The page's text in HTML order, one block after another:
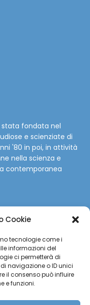
Cookie
tecnologie come i
informazioni del
ci permetterà di
navigazione o ID unici
il consenso può influire
e funzioni.
stata fondata nel
e scienziate di
'80 in poi, in attività
nella scienza e
contemporanea